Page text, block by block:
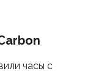
часы с